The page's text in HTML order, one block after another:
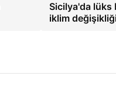
Sicilya'da lüks
iklim